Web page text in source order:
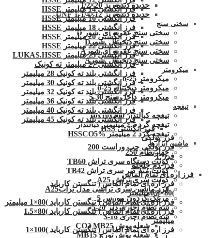
حدیده دنده ریز 20×1/2
حدیده دنده ریز 12×1/4-1 UNF
سختی سنج
سختی سنج عقربه ای .شور D
سختی سنج دیجیتال .شورD
سختی سنج عقربه ای.شورA
سختی سنج دیجیتال .شورA
میکرومتر
میکرومتر 25-0
میکرومتر دیجیتال 25-0
میکرومتر داخل سنج 30-5
تیغچه
تیغچه کبالتدار 10x10x200
تیغچه گرد 2.5 میلیمتر کبالتدار
تیغچه گرد 2 میلیمتر HSSCO5%
ماشین ابزارها
چهارنظام 250
کولت دستگاه سری تراش TB60
کولت مته گیر سری تراش TB42
کولت سری تراش A25
فرز ماشین سری تراشی مدل ترابA25
مرغک گردون مورس 5
سه نظام آچاری دلر 20-5
سه نظام آچاری 16-3
شعله پوش CO2 MB25
شعله پوش تورچ MB15
فرز انگشتی 14 میلیمتر HSSE
فرز انگشتی 16 میلیمتر HSSE
فرز انگشتی 18 میلیمتر HSSE
فرز انگشتی 20 میلیمتر HSSE
فرز انگشتی 22 میلیمتر HSSE
فرز انگشتی 25 میلیمتر LUKAS.HSSE
فرز انگشتی 27 میلیمتر ته کونیک
فرز انگشتی بلند ته کونیک 28 میلیمتر
فرز انگشتی بلند ته کونیک 30 میلیمتر
فرز انگشتی بلند ته کونیک 32 میلیمتر
فرز انگشتی بلند ته کونیک 36 میلیمتر
فرز انگشتی بلند ته کونیک 40 میلیمتر
فرز انگشتی بلند ته کونیک 45 میلیمتر
فرز انگشتی HSS
فرز پولکی
فرز پولکی چپ وراست 200
فرز T
فرز دم چلچله
فرز اره ای تمام الماس
فرز اره ای تمام الماس ( تنگستن کارباید
)80×0/8میلیمتر
فرز اره ای تمام الماس ( تنگستن کارباید )80×1 میلیمتر
فرز اره ای تمام الماس ( تنگستن کارباید )80×1.5
میلیمتر
فرز اره ای تمام الماس ( تنگستن کارباید )100×1